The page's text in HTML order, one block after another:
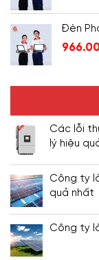
Đèn
Các lỗi
lý hiệu
Công ty
quả nhất
Công ty